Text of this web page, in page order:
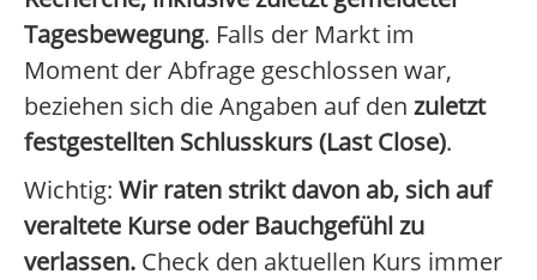
Tagesbewegung. Falls der Markt im
Moment der Abfrage geschlossen war,
beziehen sich die Angaben auf den zuletzt
festgestellten Schlusskurs (Last Close).
Wichtig: Wir raten strikt davon ab, sich auf
veraltete Kurse oder Bauchgefühl zu
verlassen. Check den aktuellen Kurs immer